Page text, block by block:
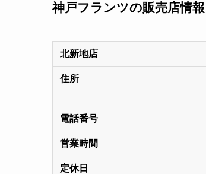
神戸フランツの販売店情報
北新地店
住所
電話番号
営業時間
定休日